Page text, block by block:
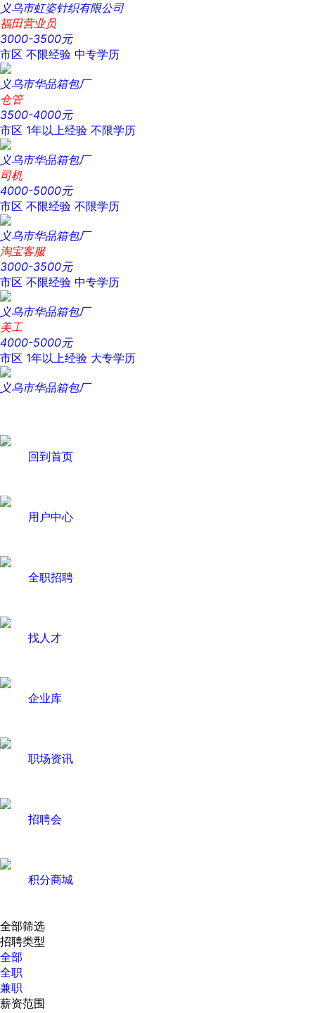
义乌市虹姿针织有限公司
福田营业员
3000-3500元
市区 不限经验 中专学历
义乌市华品箱包厂
仓管
3500-4000元
市区 1年以上经验 不限学历
义乌市华品箱包厂
司机
4000-5000元
市区 不限经验 不限学历
义乌市华品箱包厂
淘宝客服
3000-3500元
市区 不限经验 中专学历
义乌市华品箱包厂
美工
4000-5000元
市区 1年以上经验 大专学历
义乌市华品箱包厂
回到首页
用户中心
全职招聘
找人才
企业库
职场资讯
招聘会
积分商城
全部筛选
招聘类型
全部
全职
兼职
薪资范围